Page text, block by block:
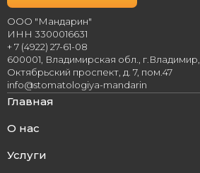
Главная
О нас
Услуги
ООО "Мандарин"
ИНН 3300016631
+ 7 (4922) 27-61-08
600001, Владимирская обл., г.Владимир,
Октябрьский проспект, д. 7, пом.47
info@stomatologiya-mandarin